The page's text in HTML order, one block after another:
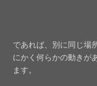
であれば、別に同じ場
にかく何らかの動きが
ます。